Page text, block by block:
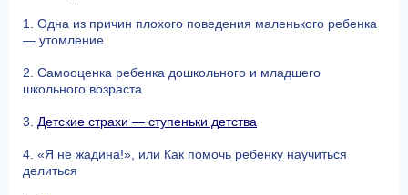
1. Одна из причин плохого поведения маленького ребенка
— утомление
2. Cамооценка ребенка дошкольного и младшего
школьного возраста
3. Детские страхи — ступеньки детства
4. «Я не жадина!», или Как помочь ребенку научиться
делиться